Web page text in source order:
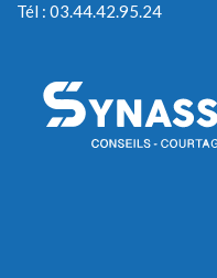
Tél : 03.44.42.95.24